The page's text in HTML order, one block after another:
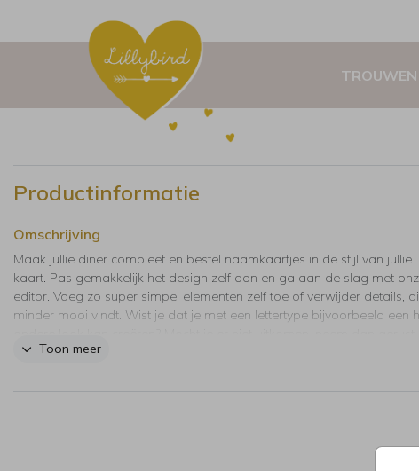
TROUWEN
Productinformatie
Omschrijving
Maak jullie diner compleet en bestel naamkaartjes in de stijl van jullie
kaart. Pas gemakkelijk het design zelf aan en ga aan de slag met
editor. Voeg zo super simpel elementen zelf toe of verwijder details,
minder mooi vindt. Wist je dat je met een lettertype bijvoorbeeld een
contact met ons op. Wij zijn er om je te helpen.
Toon meer